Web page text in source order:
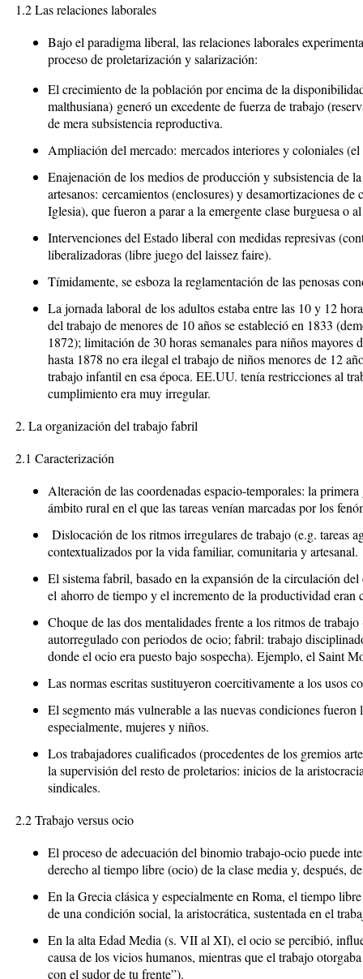
1.2 Las relaciones laborales
Bajo el paradigma liberal, las relaciones laborales
proceso de proletarización y salarización:
El crecimiento de la población por encima de la
malthusiana) generó un excedente de fuerza de trabajo
de mera subsistencia reproductiva.
Ampliación del mercado: mercados interiores y coloniales
Enajenación de los medios de producción y subsistencia de
artesanos: cercamientos (enclosures) y desamortizaciones de
Iglesia), que fueron a parar a la emergente clase burguesa o
Intervenciones del Estado liberal con medidas represivas
liberalizadoras (libre juego del laissez faire).
Tímidamente, se esboza la reglamentación de las penosas
La jornada laboral de los adultos estaba entre las 10 y 12
del trabajo de menores de 10 años se estableció en 1833
1872); limitación de 30 horas semanales para niños
hasta 1878 no era ilegal el trabajo de niños menores de 12
trabajo infantil en esa época. EE.UU. tenía restricciones al
cumplimiento era muy irregular.
2. La organización del trabajo fabril
2.1 Caracterización
Alteración de las coordenadas espacio-temporales: la
ámbito rural en el que las tareas venían marcadas por los
Dislocación de los ritmos irregulares de trabajo(e.g. tareas
contextualizados por la vida familiar, comunitaria y artesanal.
El sistema fabril, basado en la expansión de la circulación
el ahorro de tiempo y el incremento de la productividad eran
Choque de las dos mentalidades frente a los ritmos de trabajo
autorregulado con periodos de ocio; fabril: trabajo
donde el ocio era puesto bajo sospecha). Ejemplo, el Saint
Las normas escritas sustituyeron coercitivamente a los usos
El segmento más vulnerable a las nuevas condiciones
especialmente, mujeres y niños.
Los trabajadores cualificados(procedentes de los gremios
la supervisión del resto de proletarios: inicios de la
sindicales.
2.2 Trabajoversusocio
El proceso de adecuación del binomio trabajo-ocio puede
derecho al tiempo libre (ocio) de la clase media y, después,
En la Grecia clásica y especialmente en Roma, el tiempo
de una condición social, la aristocrática, sustentada en el
En la alta Edad Media (s. VII al XI), el ocio se percibió,
causa de los vicios humanos, mientras que el trabajo
con el sudor de tu frente”).